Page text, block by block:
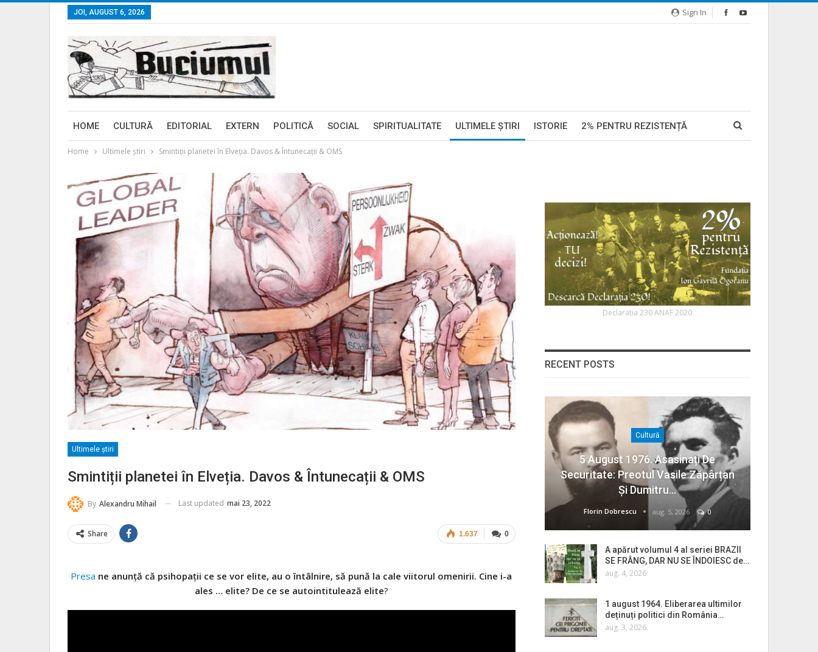
Sign In
JOI, AUGUST 6, 2026
HOME CULTURĂ EDITORIAL EXTERN POLITICĂ SOCIAL SPIRITUALITATE ULTIMELE ŞTIRI ISTORIE 2% PENTRU REZISTENȚĂ
Home Ultimele ştiri Smintiții planetei în Elveția. Davos & Întunecații & OMS
Ultimele ştiri
Smintiții planetei în Elveția. Davos & Întunecații & OMS
By Alexandru Mihail Last updated mai 23, 2022
0
1.637
Share
Presa ne anunță că psihopații ce se vor elite, au o întâlnire, să pună la cale viitorul omenirii. Cine i-a
ales … elite? De ce se autointitulează elite?
Declaratia 230 ANAF 2020
RECENT POSTS
Cultură
5 August 1976. Asasinați De
Securitate: Preotul Vasile Zăpârțan
Și Dumitru…
Florin Dobrescu aug. 5, 2026 0
A apărut volumul 4 al seriei BRAZII
SE FRÂNG, DAR NU SE ÎNDOIESC de…
aug. 4, 2026
1 august 1964. Eliberarea ultimilor
deținuți politici din România…
aug. 3, 2026